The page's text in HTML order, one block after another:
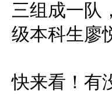
三组成一队
级本科生廖
快来看！有